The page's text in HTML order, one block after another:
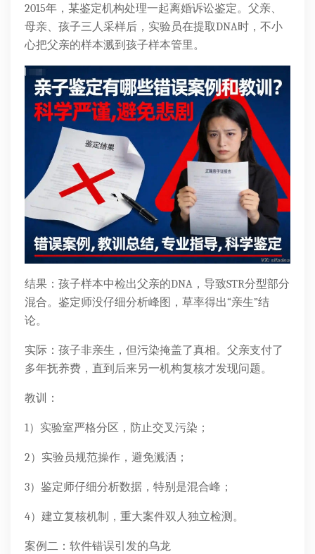
2015年，某鉴定机构处理一起离婚诉讼鉴定。父亲、
母亲、孩子三人采样后，实验员在提取DNA时，不小
心把父亲的样本溅到孩子样本管里。
结果：孩子样本中检出父亲的DNA，导致STR分型部分
混合。鉴定师没仔细分析峰图，草率得出“亲生”结
论。
实际：孩子非亲生，但污染掩盖了真相。父亲支付了
多年抚养费，直到后来另一机构复核才发现问题。
教训：
1）实验室严格分区，防止交叉污染；
2）实验员规范操作，避免溅洒；
3）鉴定师仔细分析数据，特别是混合峰；
4）建立复核机制，重大案件双人独立检测。
案例二：软件错误引发的乌龙